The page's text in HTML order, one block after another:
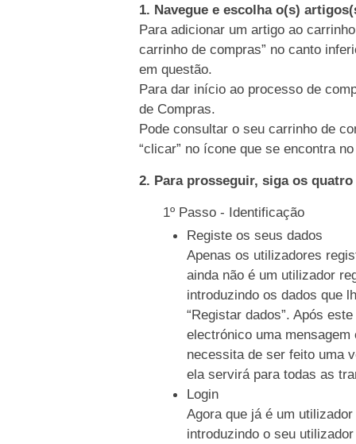
1. Navegue e escolha o(s)
Para adicionar um artigo ao
carrinho de compras” no canto
em questão.
Para dar início ao processo de
de Compras.
Pode consultar o seu carrinho de
“clicar” no ícone que se encontra
2. Para prosseguir, siga os
1º Passo - Identificação
Registe os seus dados
Apenas os utilizadores
ainda não é um utilizador
introduzindo os dados que
“Registar dados”. Após
electrónico uma
necessita de ser feito uma
ela servirá para todas as
Login
Agora que já é um
introduzindo o seu